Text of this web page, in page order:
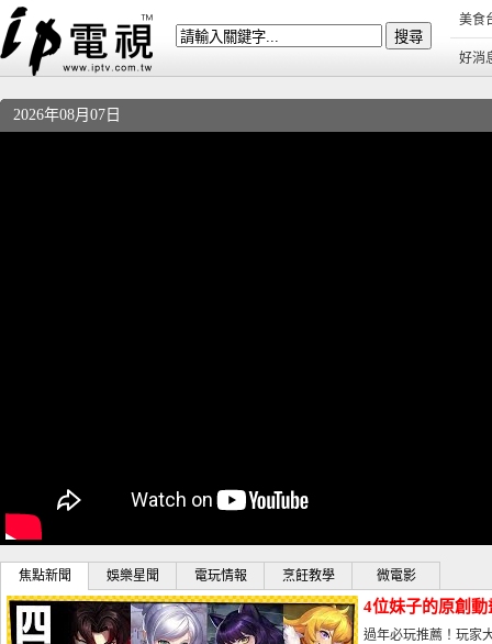
美食
好消
2026年08月07日
焦點新聞 娛樂星聞 電玩情報 烹飪教學 微電影
4位妹子的原創
曝光_電玩宅速配
過年必玩推薦！玩家